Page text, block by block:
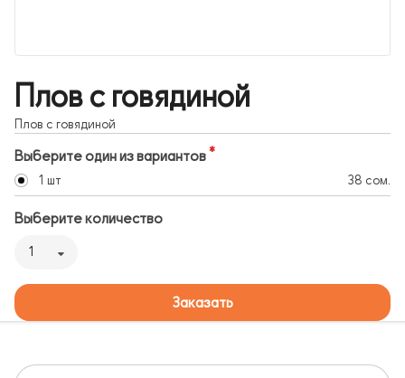
Плов с говядиной
Плов с говядиной
Выберите один из вариантов
1 шт 38 сом.
Выберите количество
1
Заказать